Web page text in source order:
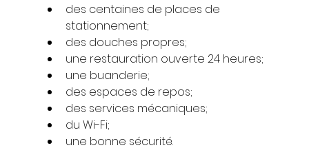
des centaines de places de
stationnement;
des douches propres;
une restauration ouverte 24 heures;
une buanderie;
des espaces de repos;
des services mécaniques;
du Wi-Fi;
une bonne sécurité.